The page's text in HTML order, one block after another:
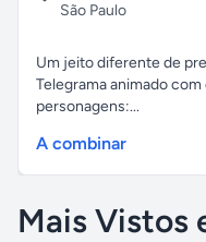
São Paulo
Um jeito diferente de
Telegrama animado com
personagens:...
A combinar
Mais Vistos